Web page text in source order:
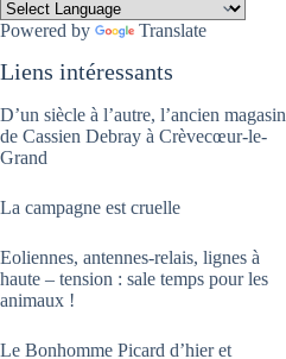
Powered by Translate
Liens intéressants
D’un siècle à l’autre, l’ancien magasin
de Cassien Debray à Crèvecœur-le-
Grand
La campagne est cruelle
Eoliennes, antennes-relais, lignes à
haute – tension : sale temps pour les
animaux !
Le Bonhomme Picard d’hier et